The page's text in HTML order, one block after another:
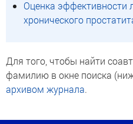
Оценка эффективности
хронического
Для того, чтобы найти
фамилию в окне поиска
архивом журнала.